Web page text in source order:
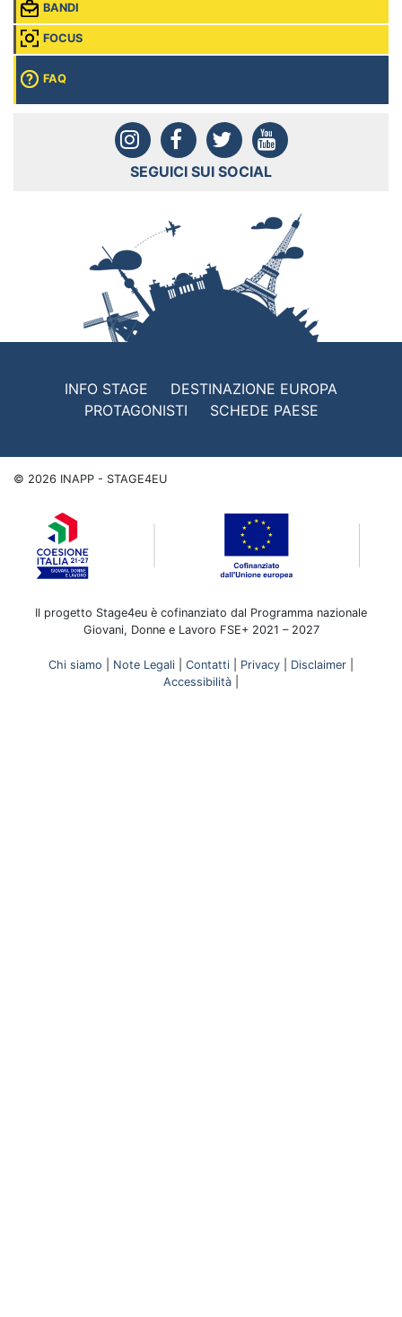
BANDI
FOCUS
FAQ
SEGUICI SUI SOCIAL
INFO STAGE
DESTINAZIONE EUROPA
PROTAGONISTI
SCHEDE PAESE
© 2026 INAPP - STAGE4EU
Il progetto Stage4eu è cofinanziato dal Programma nazionale
Giovani, Donne e Lavoro FSE+ 2021 – 2027
Chi siamo Note Legali Contatti Privacy Disclaimer
Accessibilità